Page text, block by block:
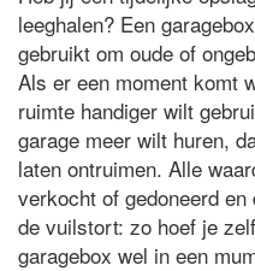
leeghalen? Een
gebruikt om oude of
Als er een moment komt
ruimte handiger wilt
garage meer wilt huren,
laten ontruimen. Alle
verkocht of gedoneerd
de vuilstort: zo hoef je
garagebox wel in een